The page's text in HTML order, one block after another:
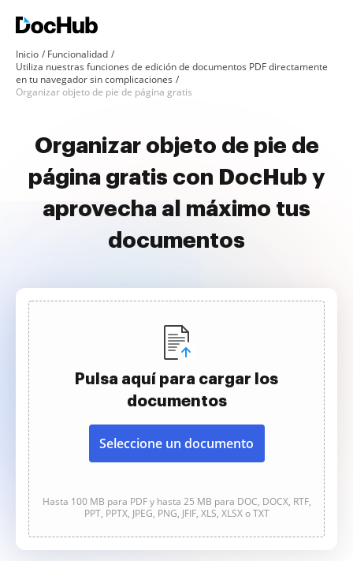
Inicio
Funcionalidad
Utiliza nuestras funciones de edición de documentos PDF directamente
en tu navegador sin complicaciones
Organizar objeto de pie de página gratis
Organizar objeto de pie de
página gratis con DocHub y
aprovecha al máximo tus
documentos
Pulsa aquí para cargar los
documentos
Seleccione un documento
Hasta 100 MB para PDF y hasta 25 MB para DOC, DOCX, RTF,
PPT, PPTX, JPEG, PNG, JFIF, XLS, XLSX o TXT